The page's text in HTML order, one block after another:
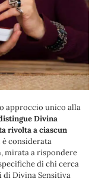
approccio unico alla
Divina
rivolta a ciascun
considerata
mirata a rispondere
di chi cerca
Divina Sensitiva